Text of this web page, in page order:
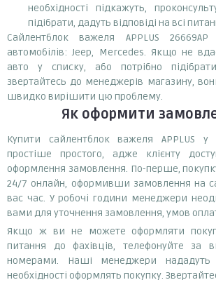
необхідності підкажуть,
підібрати, дадуть відповіді на всі
Сайлентблок важеля APPLUS
автомобілів: Jeep, Mercedes. Якщо не
авто у списку, або потрібно
звертайтесь до менеджерів магазину,
швидко вирішити цю проблему.
Як оформити
Купити сайлентблок важеля APPLUS
простіше простого, адже клієнту
оформлення замовлення. По-перше,
24/7 онлайн, оформивши замовлення на
вас час. У робочі години менеджери
вами для уточнення замовлення, умов
Якщо ж ви не можете оформляти
питання до фахівців, телефонуйте за
номерами. Наші менеджери нададуть
необхідності оформлять покупку.